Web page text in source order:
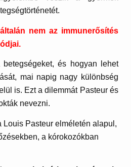
nem az immunerősítés
és hogyan lehet
mai napig nagy különbség
is. Ezt a dilemmát Pasteur és
nevezni.
Louis Pasteur elméletén alapul,
a kórokozókban